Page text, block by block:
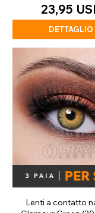
23,95
DETTAGLIO
Lenti a contatto